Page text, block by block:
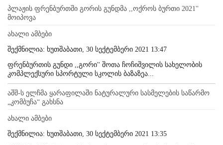
პლაჟის ფრენბურთში გორის გუნდმა ,,ოქროს ბურთი 2021''
მოიპოვა
ახალი ამბები
შექმნილია: ხუთშაბათი, 30 სექტემბერი 2021 13:47
ფრენბურთის გუნდი ,,გორი'' შოთა ჩოჩიშვილის სახელობის
კომპლექსური სპორტული სკოლის ბაზაზეა...
აშშ-ს ელჩმა ყარაფილაში ნატურალური სასმელების საწარმო
„კომბუჩა“ გახსნა
ახალი ამბები
შექმნილია: ხუთშაბათი, 30 სექტემბერი 2021 13:35